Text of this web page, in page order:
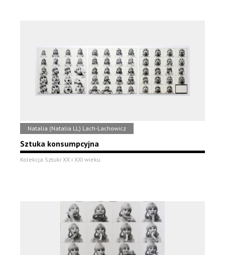
Natalia (Natalia LL) Lach-Lachowicz
Sztuka konsumpcyjna
Kolekcja Sztuki XX i XXI wieku